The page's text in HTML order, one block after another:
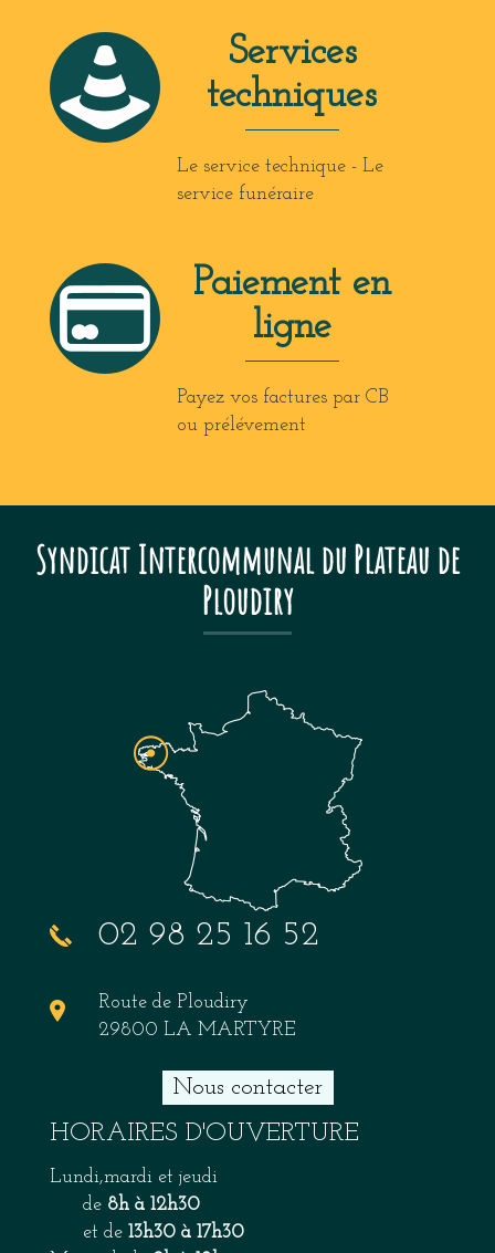
Services
techniques
Le service technique - Le
service funéraire
Paiement en
ligne
Payez vos factures par CB
ou prélévement
Syndicat Intercommunal du Plateau de
Ploudiry
02 98 25 16 52
Route de Ploudiry
29800 LA MARTYRE
Nous contacter
HORAIRES D'OUVERTURE
Lundi,mardi et jeudi
de 8h à 12h30
et de 13h30 à 17h30